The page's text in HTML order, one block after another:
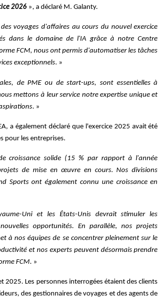
2026», a déclaré M. Galanty.
voyages d'affaires au cours du nouvel exercice
dans le domaine de l'IA grâce à notre Centre
FCM, nous ont permis d'automatiser les tâches
exceptionnels. »
de PME ou de start-ups, sont essentielles à
mettons à leur service notre expertise unique et
. »
a également déclaré que l'exercice 2025 avait été
pour les entreprises.
croissance solide (15 % par rapport à l'année
de mise en œuvre en cours. Nos divisions
Sports ont également connu une croissance en
Uni et les États-Unis devrait stimuler les
opportunités. En parallèle, nos projets
à nos équipes de se concentrer pleinement sur le
et nos experts peuvent désormais prendre
FCM. »
Les personnes interrogées étaient des clients
des gestionnaires de voyages et des agents de